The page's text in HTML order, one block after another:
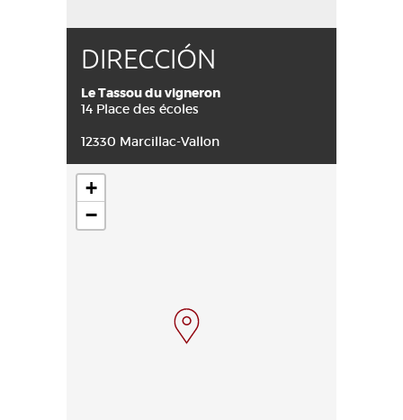
DIRECCIÓN
Le Tassou du vigneron
14 Place des écoles
12330 Marcillac-Vallon
+
−